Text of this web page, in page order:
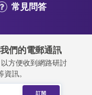
常見問答
們的電郵通訊
方便收到網路研討
訊。